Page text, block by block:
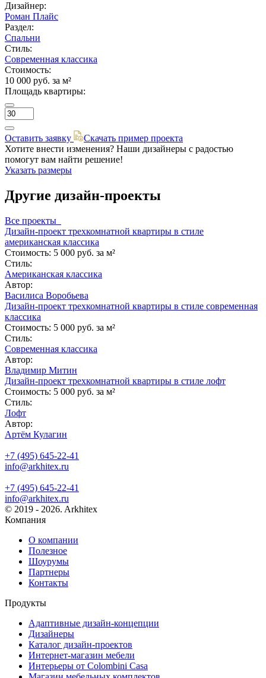
Дизайнер:
Роман Плайс
Раздел:
Спальни
Стиль:
Современная классика
Стоимость:
10 000 руб. за м²
Площадь квартиры:
Оставить заявку
Скачать пример проекта
Хотите внести изменения? Наши дизайнеры с радостью
помогут вам найти решение!
Указать размеры
Другие дизайн-проекты
Все проекты
Дизайн-проект трехкомнатной квартиры в стиле
американская классика
Стоимость: 5 000 руб. за м²
Стиль:
Американская классика
Автор:
Василиса Воробьева
Дизайн-проект трехкомнатной квартиры в стиле современная
классика
Стоимость: 5 000 руб. за м²
Стиль:
Современная классика
Автор:
Владимир Митин
Дизайн-проект трехкомнатной квартиры в стиле лофт
Стоимость: 5 000 руб. за м²
Стиль:
Лофт
Автор:
Артём Кулагин
+7 (495) 645-22-41
info@arkhitex.ru
+7 (495) 645-22-41
info@arkhitex.ru
© 2019 - 2026. Arkhitex
Компания
О компании
Полезное
Шоурумы
Партнеры
Контакты
Продукты
Адаптивные дизайн-концепции
Дизайнеры
Каталог дизайн-проектов
Интернет-магазин мебели
Интерьеры от Colombini Casa